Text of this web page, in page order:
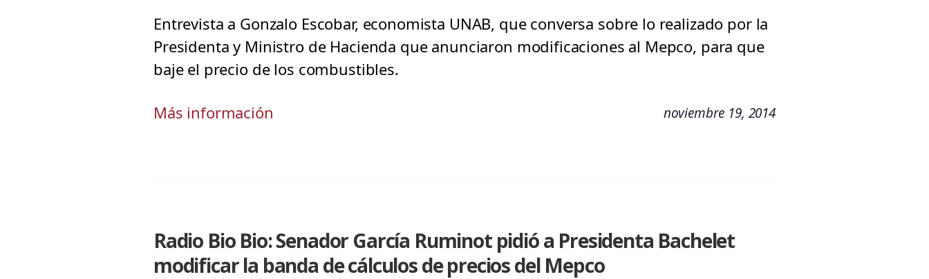
Entrevista a Gonzalo Escobar, economista UNAB, que conversa sobre lo realizado por la
Presidenta y Ministro de Hacienda que anunciaron modificaciones al Mepco, para que
baje el precio de los combustibles.
Más información noviembre 19, 2014
Radio Bio Bio: Senador García Ruminot pidió a Presidenta Bachelet
modificar la banda de cálculos de precios del Mepco